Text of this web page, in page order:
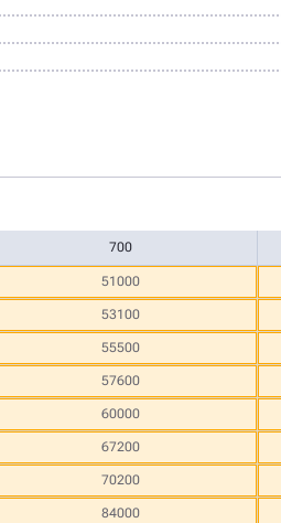
700
51000
53100
55500
57600
60000
67200
70200
84000